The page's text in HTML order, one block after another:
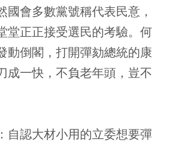
國會多數黨號稱代表民意，
堂正正接受選民的考驗。何
動倒閣，打開彈劾總統的康
成一快，不負老年頭，豈不
自認大材小用的立委想要彈